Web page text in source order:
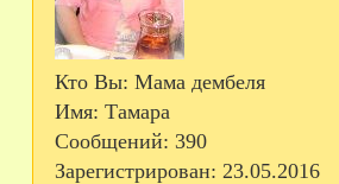
Кто Вы: Мама дембеля
Имя: Тамара
Сообщений: 390
Зарегистрирован: 23.05.2016